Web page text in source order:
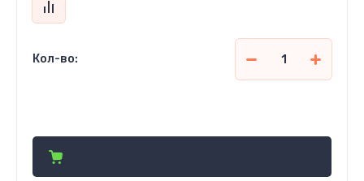
Кол-во: